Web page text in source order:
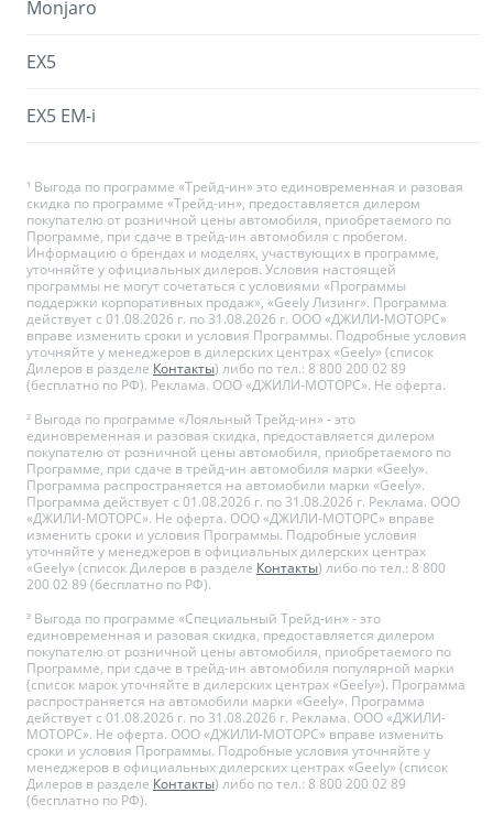
Monjaro
EX5
EX5 EM-i
¹ Выгода по программе «Трейд-ин» это единовременная и разовая
скидка по программе «Трейд-ин», предоставляется дилером
покупателю от розничной цены автомобиля, приобретаемого по
Программе, при сдаче в трейд-ин автомобиля с пробегом.
Информацию о брендах и моделях, участвующих в программе,
уточняйте у официальных дилеров. Условия настоящей
программы не могут сочетаться с условиями «Программы
поддержки корпоративных продаж», «Geely Лизинг». Программа
действует с 01.08.2026 г. по 31.08.2026 г. ООО «ДЖИЛИ-МОТОРС»
вправе изменить сроки и условия Программы. Подробные условия
уточняйте у менеджеров в дилерских центрах «Geely» (список
Дилеров в разделе Контакты) либо по тел.: 8 800 200 02 89
(бесплатно по РФ). Реклама. ООО «ДЖИЛИ-МОТОРС». Не оферта.
² Выгода по программе «Лояльный Трейд-ин» - это
единовременная и разовая скидка, предоставляется дилером
покупателю от розничной цены автомобиля, приобретаемого по
Программе, при сдаче в трейд-ин автомобиля марки «Geely».
Программа распространяется на автомобили марки «Geely».
Программа действует с 01.08.2026 г. по 31.08.2026 г. Реклама. ООО
«ДЖИЛИ-МОТОРС». Не оферта. ООО «ДЖИЛИ-МОТОРС» вправе
изменить сроки и условия Программы. Подробные условия
уточняйте у менеджеров в официальных дилерских центрах
«Geely» (список Дилеров в разделе Контакты) либо по тел.: 8 800
200 02 89 (бесплатно по РФ).
³ Выгода по программе «Специальный Трейд-ин» - это
единовременная и разовая скидка, предоставляется дилером
покупателю от розничной цены автомобиля, приобретаемого по
Программе, при сдаче в трейд-ин автомобиля популярной марки
(список марок уточняйте в дилерских центрах «Geely»). Программа
распространяется на автомобили марки «Geely». Программа
действует с 01.08.2026 г. по 31.08.2026 г. Реклама. ООО «ДЖИЛИ-
МОТОРС». Не оферта. ООО «ДЖИЛИ-МОТОРС» вправе изменить
сроки и условия Программы. Подробные условия уточняйте у
менеджеров в официальных дилерских центрах «Geely» (список
Дилеров в разделе Контакты) либо по тел.: 8 800 200 02 89
(бесплатно по РФ).